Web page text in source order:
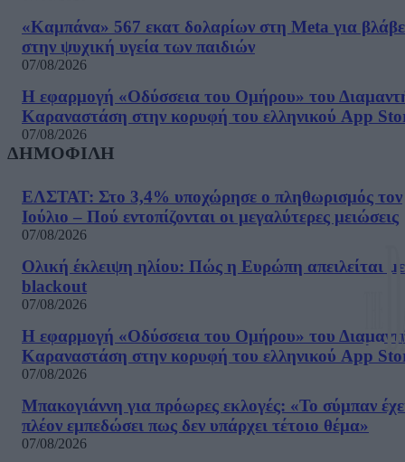
«Καμπάνα» 567 εκατ δολαρίων στη Meta για
στην ψυχική υγεία των παιδιών
07/08/2026
Η εφαρμογή «Οδύσσεια του Ομήρου» του
Καραναστάση στην κορυφή του ελληνικού App
07/08/2026
ΔΗΜΟΦΙΛΗ
ΕΛΣΤΑΤ: Στο 3,4% υποχώρησε ο πληθωρισμός τον
Ιούλιο – Πού εντοπίζονται οι μεγαλύτερες μειώσεις
07/08/2026
Ολική έκλειψη ηλίου: Πώς η Ευρώπη απειλείται με
blackout
07/08/2026
Η εφαρμογή «Οδύσσεια του Ομήρου» του
Καραναστάση στην κορυφή του ελληνικού App
07/08/2026
Μπακογιάννη για πρόωρες εκλογές: «Το σύμπαν
πλέον εμπεδώσει πως δεν υπάρχει τέτοιο θέμα»
07/08/2026